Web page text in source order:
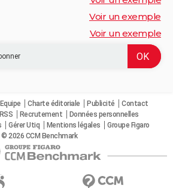
Voir un exemple
Voir un exemple
Equipe Charte éditoriale Publicité
Contact
RSS Recrutement
Données personnelles
Gérer Utiq Mentions légales
Groupe Figaro
© 2026 CCM Benchmark